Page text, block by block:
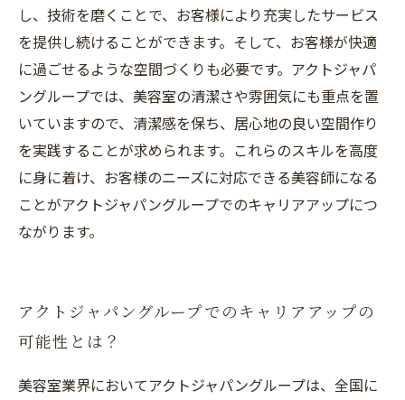
し、技術を磨くことで、お客様により充実したサービス
を提供し続けることができます。そして、お客様が快適
に過ごせるような空間づくりも必要です。アクトジャパ
ングループでは、美容室の清潔さや雰囲気にも重点を置
いていますので、清潔感を保ち、居心地の良い空間作り
を実践することが求められます。これらのスキルを高度
に身に着け、お客様のニーズに対応できる美容師になる
ことがアクトジャパングループでのキャリアアップにつ
ながります。
アクトジャパングループでのキャリアアップの
可能性とは？
美容室業界においてアクトジャパングループは、全国に